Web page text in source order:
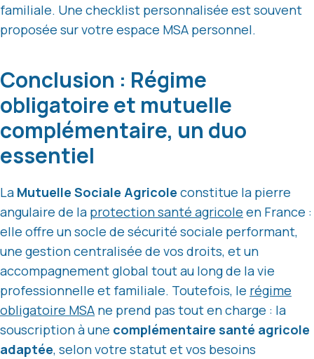
familiale. Une checklist personnalisée est souvent
proposée sur votre espace MSA personnel.
Conclusion : Régime
obligatoire et mutuelle
complémentaire, un duo
essentiel
La Mutuelle Sociale Agricole constitue la pierre
angulaire de la protection santé agricole en France :
elle offre un socle de sécurité sociale performant,
une gestion centralisée de vos droits, et un
accompagnement global tout au long de la vie
professionnelle et familiale. Toutefois, le régime
obligatoire MSA ne prend pas tout en charge : la
souscription à une complémentaire santé agricole
adaptée, selon votre statut et vos besoins